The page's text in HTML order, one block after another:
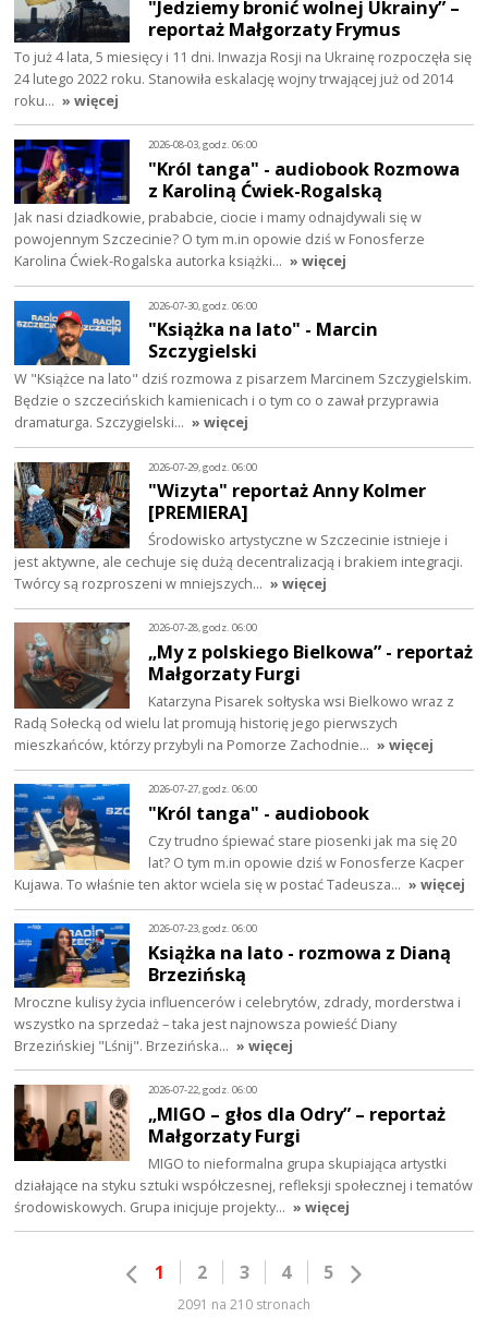
"Jedziemy bronić wolnej Ukrainy” –
reportaż Małgorzaty Frymus
To już 4 lata, 5 miesięcy i 11 dni. Inwazja Rosji na Ukrainę rozpoczęła się
24 lutego 2022 roku. Stanowiła eskalację wojny trwającej już od 2014
roku… » więcej
2026-08-03, godz. 06:00
"Król tanga" - audiobook Rozmowa
z Karoliną Ćwiek-Rogalską
Jak nasi dziadkowie, prababcie, ciocie i mamy odnajdywali się w
powojennym Szczecinie? O tym m.in opowie dziś w Fonosferze
Karolina Ćwiek-Rogalska autorka książki… » więcej
2026-07-30, godz. 06:00
"Książka na lato" - Marcin
Szczygielski
W "Książce na lato" dziś rozmowa z pisarzem Marcinem Szczygielskim.
Będzie o szczecińskich kamienicach i o tym co o zawał przyprawia
dramaturga. Szczygielski… » więcej
2026-07-29, godz. 06:00
"Wizyta" reportaż Anny Kolmer
[PREMIERA]
Środowisko artystyczne w Szczecinie istnieje i
jest aktywne, ale cechuje się dużą decentralizacją i brakiem integracji.
Twórcy są rozproszeni w mniejszych… » więcej
2026-07-28, godz. 06:00
„My z polskiego Bielkowa” - reportaż
Małgorzaty Furgi
Katarzyna Pisarek sołtyska wsi Bielkowo wraz z
Radą Sołecką od wielu lat promują historię jego pierwszych
mieszkańców, którzy przybyli na Pomorze Zachodnie… » więcej
2026-07-27, godz. 06:00
"Król tanga" - audiobook
Czy trudno śpiewać stare piosenki jak ma się 20
lat? O tym m.in opowie dziś w Fonosferze Kacper
Kujawa. To właśnie ten aktor wciela się w postać Tadeusza… » więcej
2026-07-23, godz. 06:00
Książka na lato - rozmowa z Dianą
Brzezińską
Mroczne kulisy życia influencerów i celebrytów, zdrady, morderstwa i
wszystko na sprzedaż – taka jest najnowsza powieść Diany
Brzezińskiej "Lśnij". Brzezińska… » więcej
2026-07-22, godz. 06:00
„MIGO – głos dla Odry” – reportaż
Małgorzaty Furgi
MIGO to nieformalna grupa skupiająca artystki
działające na styku sztuki współczesnej, refleksji społecznej i tematów
środowiskowych. Grupa inicjuje projekty… » więcej
1 2 3 4 5
2091 na 210 stronach